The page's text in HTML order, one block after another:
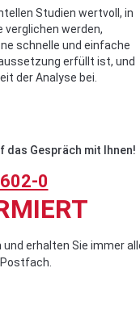
Studien wertvoll, in
verglichen werden,
schnelle und einfache
erfüllt ist, und
der Analyse bei.
das Gespräch mit Ihnen!
0
erhalten Sie immer